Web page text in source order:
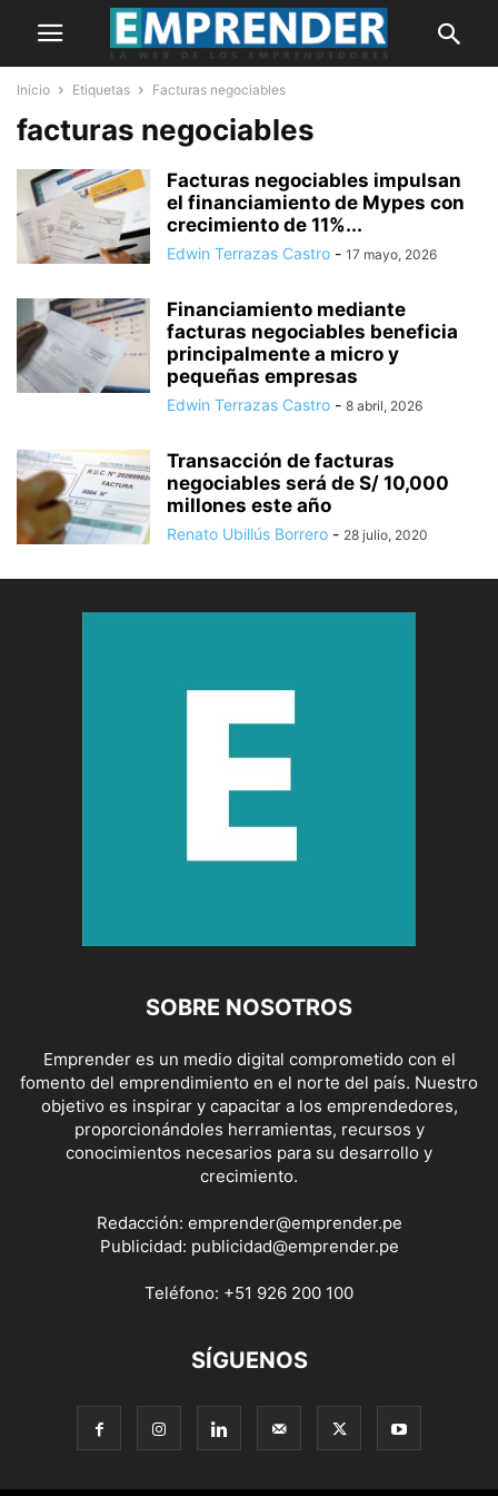
Inicio Etiquetas Facturas negociables
facturas negociables
Facturas negociables impulsan
el financiamiento de Mypes con
crecimiento de 11%...
Edwin Terrazas Castro - 17 mayo, 2026
Financiamiento mediante
facturas negociables beneficia
principalmente a micro y
pequeñas empresas
Edwin Terrazas Castro - 8 abril, 2026
Transacción de facturas
negociables será de S/ 10,000
millones este año
Renato Ubillús Borrero - 28 julio, 2020
SOBRE NOSOTROS
Emprender es un medio digital comprometido con el
fomento del emprendimiento en el norte del país. Nuestro
objetivo es inspirar y capacitar a los emprendedores,
proporcionándoles herramientas, recursos y
conocimientos necesarios para su desarrollo y
crecimiento.
Redacción: emprender@emprender.pe
Publicidad: publicidad@emprender.pe
Teléfono: +51 926 200 100
SÍGUENOS